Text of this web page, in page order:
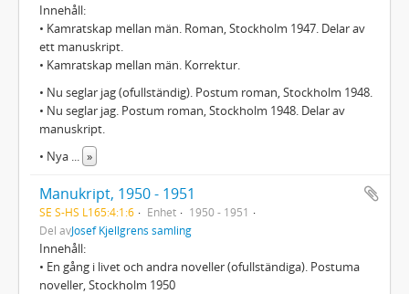
Innehåll:
• Kamratskap mellan män. Roman, Stockholm 1947. Delar av
ett manuskript.
• Kamratskap mellan män. Korrektur.
• Nu seglar jag (ofullständig). Postum roman, Stockholm 1948.
• Nu seglar jag. Postum roman, Stockholm 1948. Delar av
manuskript.
• Nya
»
Manukript, 1950 - 1951
SE S-HS L165:4:1:6 Enhet
1950 - 1951
Del avJosef Kjellgrens samling
Innehåll:
• En gång i livet och andra noveller (ofullständiga). Postuma
noveller, Stockholm 1950